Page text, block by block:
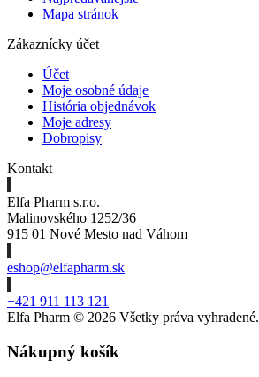
Mapa stránok
Zákaznícky účet
Účet
Moje osobné údaje
História objednávok
Moje adresy
Dobropisy
Kontakt
Elfa Pharm s.r.o.
Malinovského 1252/36
915 01 Nové Mesto nad Váhom
eshop@elfapharm.sk
+421 911 113 121
Elfa Pharm © 2026 Všetky práva vyhradené.
Nákupný košík